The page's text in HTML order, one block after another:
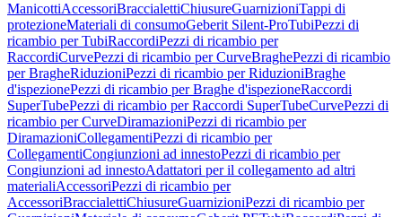
ManicottiAccessoriBraccialettiChiusureGuarnizioniTappi di
protezioneMateriali di consumoGeberit Silent-ProTubiPezzi di
ricambio per TubiRaccordiPezzi di ricambio per
RaccordiCurvePezzi di ricambio per CurveBraghePezzi di ricambio
per BragheRiduzioniPezzi di ricambio per RiduzioniBraghe
d'ispezionePezzi di ricambio per Braghe d'ispezioneRaccordi
SuperTubePezzi di ricambio per Raccordi SuperTubeCurvePezzi di
ricambio per CurveDiramazioniPezzi di ricambio per
DiramazioniCollegamentiPezzi di ricambio per
CollegamentiCongiunzioni ad innestoPezzi di ricambio per
Congiunzioni ad innestoAdattatori per il collegamento ad altri
materialiAccessoriPezzi di ricambio per
AccessoriBraccialettiChiusureGuarnizioniPezzi di ricambio per